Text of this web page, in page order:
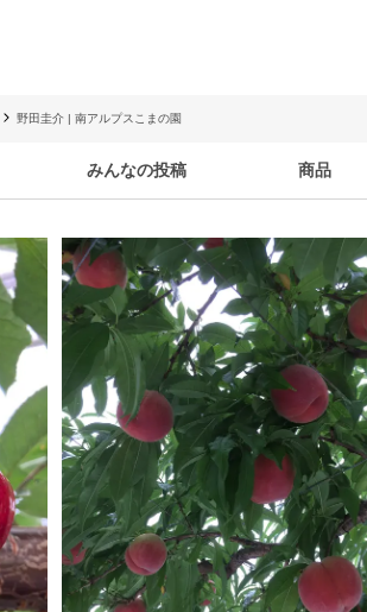
野田圭介 | 南アルプスこまの園
みんなの投稿 商品